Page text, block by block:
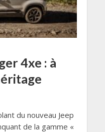
4xe : à
du nouveau Jeep
de la gamme «